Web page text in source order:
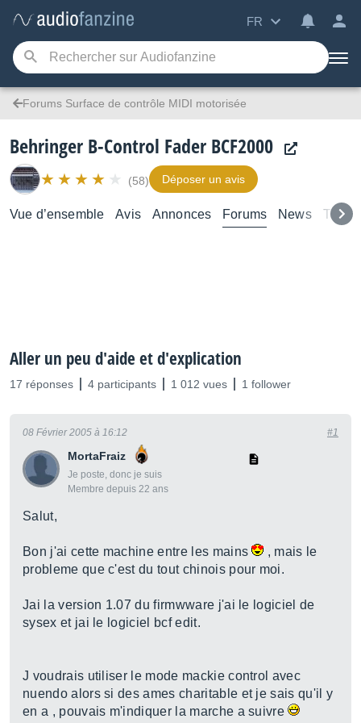
FR
Forums Surface de contrôle MIDI motorisée
Behringer B-Control Fader BCF2000
(58) Déposer un avis
Vue d’ensemble Avis Annonces Forums News Test
Aller un peu d'aide et d'explication
17 réponses 4 participants 1 012 vues 1 follower
MortaFraiz
Je poste, donc je suis
Membre depuis 22 ans
08 Février 2005 à 16:12 #1
Salut,
Bon j'ai cette machine entre les mains
, mais le
probleme que c'est du tout chinois pour moi.
Jai la version 1.07 du firmwware j'ai le logiciel de
sysex et jai le logiciel bcf edit.
J voudrais utiliser le mode mackie control avec
nuendo alors si des ames charitable et je sais qu'il y
en a , pouvais m'indiquer la marche a suivre